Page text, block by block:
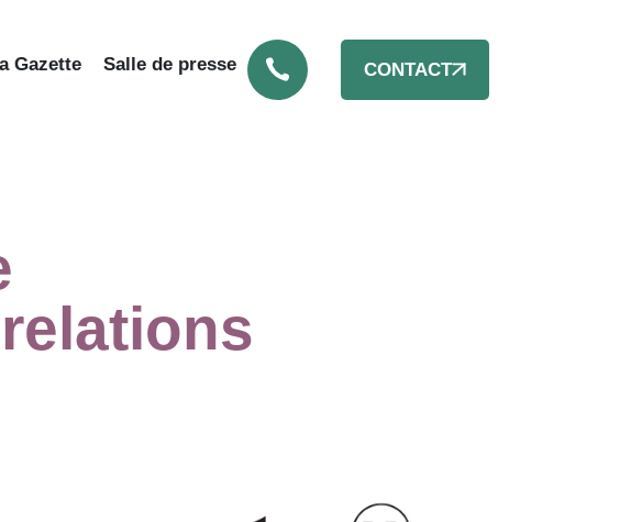
Gazette Salle de presse CONTACT